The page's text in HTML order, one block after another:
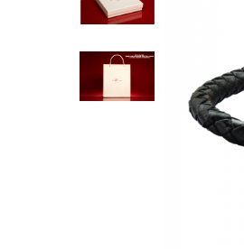
Bijuterii pentru barbati